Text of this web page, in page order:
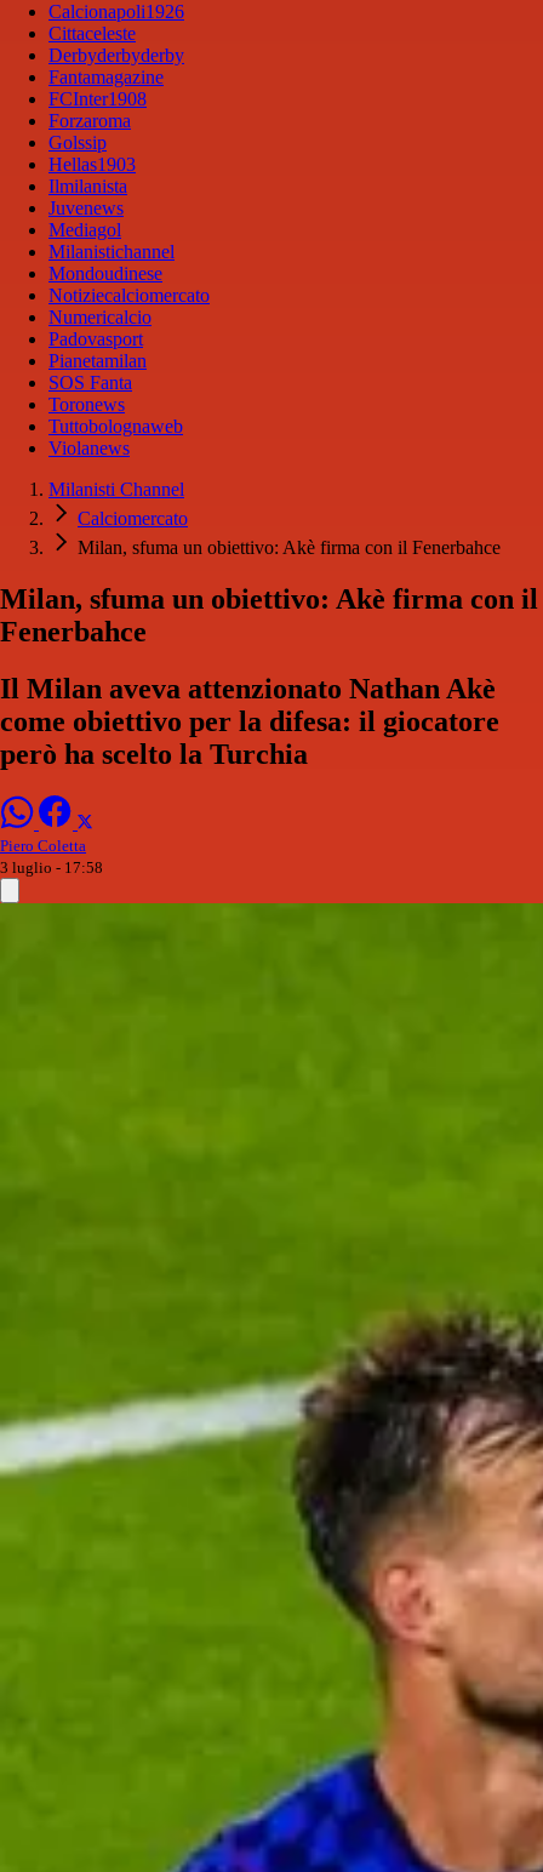
Calcionapoli1926
Cittaceleste
Derbyderbyderby
Fantamagazine
FCInter1908
Forzaroma
Golssip
Hellas1903
Ilmilanista
Juvenews
Mediagol
Milanistichannel
Mondoudinese
Notiziecalciomercato
Numericalcio
Padovasport
Pianetamilan
SOS Fanta
Toronews
Tuttobolognaweb
Violanews
Milanisti Channel
Calciomercato
Milan, sfuma un obiettivo: Akè firma con il Fenerbahce
Milan, sfuma un obiettivo: Akè firma con il
Fenerbahce
Il Milan aveva attenzionato Nathan Akè
come obiettivo per la difesa: il giocatore
però ha scelto la Turchia
Piero Coletta
3 luglio - 17:58